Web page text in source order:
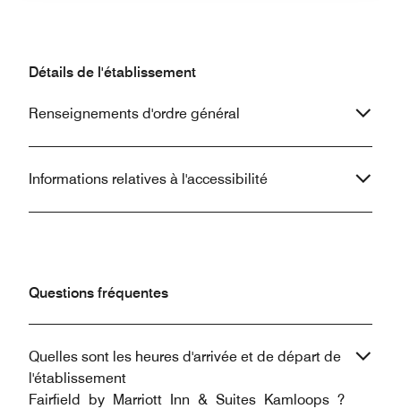
Détails de l'établissement
Renseignements d'ordre général
Informations relatives à l'accessibilité
Questions fréquentes
Quelles sont les heures d'arrivée et de départ de
l'établissement
Fairfield by Marriott Inn & Suites Kamloops ?